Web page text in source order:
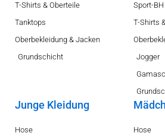
T-Shirts & Oberteile
Tanktops
Oberbekleidung & Jacken
Grundschicht
Sport-BH
T-Shirts
Jogger
Junge Kleidung
Hose
Hose